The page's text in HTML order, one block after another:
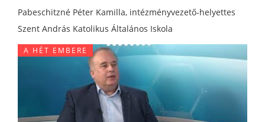
Pabeschitzné Péter Kamilla, intézményvezető-helyettes
Szent András Katolikus Általános Iskola
A HÉT EMBERE